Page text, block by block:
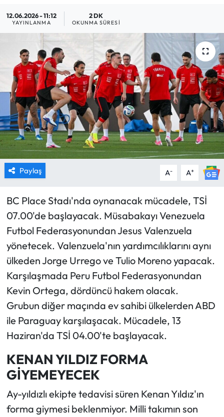
12.06.2026 - 11:12
YAYINLANMA
2 DK
OKUNMA SÜRESI
Paylaş A- A+
BC Place Stadı'nda oynanacak mücadele, TSİ
07.00'de başlayacak. Müsabakayı Venezuela
Futbol Federasyonundan Jesus Valenzuela
yönetecek. Valenzuela'nın yardımcılıklarını aynı
ülkeden Jorge Urrego ve Tulio Moreno yapacak.
Karşılaşmada Peru Futbol Federasyonundan
Kevin Ortega, dördüncü hakem olacak.
Grubun diğer maçında ev sahibi ülkelerden ABD
ile Paraguay karşılaşacak. Mücadele, 13
Haziran'da TSİ 04.00'te başlayacak.
KENAN YILDIZ FORMA
GİYEMEYECEK
Ay-yıldızlı ekipte tedavisi süren Kenan Yıldız'ın
forma giymesi beklenmiyor. Milli takımın son
SAĞLIK
SİYASET
SPOR
TARIM
TURİZM
YAŞAM
RESMİ İLANLAR